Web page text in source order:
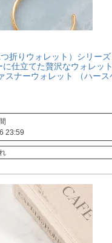
折りウォレット）シリー
仕立てた贅沢なウォレッ
スナーウォレット （ハース
23:59